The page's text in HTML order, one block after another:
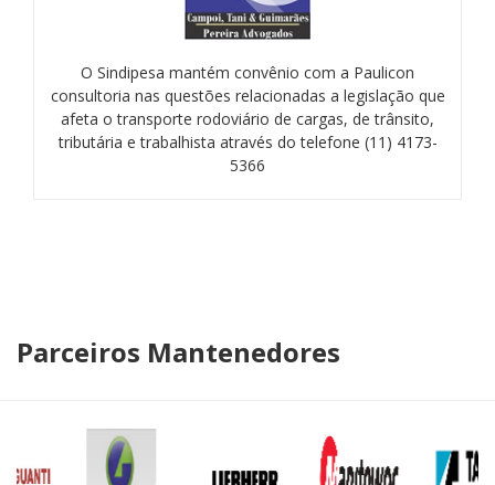
O Sindipesa mantém convênio com a Paulicon
consultoria nas questões relacionadas a legislação que
afeta o transporte rodoviário de cargas, de trânsito,
tributária e trabalhista através do telefone (11) 4173-
5366
Parceiros Mantenedores